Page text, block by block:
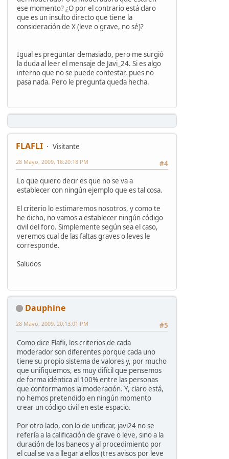
ese momento? ¿O por el contrario está claro
que es un insulto directo que tiene la
consideración de X (leve o grave, no sé)?
Igual es preguntar demasiado, pero me surgió
la duda al leer el mensaje de Javi_24. Si es algo
interno que no se puede contestar, pues no
pasa nada. Pero le pregunta queda hecha.
FLAFLI
Visitante
#4
28 Mayo, 2009, 18:20:18 PM
Lo que quiero decir es que no se va a
establecer con ningún ejemplo que es tal cosa.
El criterio lo estimaremos nosotros, y como te
he dicho, no vamos a establecer ningún código
civil del foro. Simplemente según sea el caso,
veremos cual de las faltas graves o leves le
corresponde.
Saludos
Dauphine
#5
28 Mayo, 2009, 20:13:01 PM
Como dice Flafli, los criterios de cada
moderador son diferentes porque cada uno
tiene su propio sistema de valores y, por mucho
que unifiquemos, es muy difícil que pensemos
de forma idéntica al 100% entre las personas
que conformamos la moderación. Y, claro está,
no hemos pretendido en ningún momento
crear un código civil en este espacio.
Por otro lado, con lo de unificar, javi24 no se
refería a la calificación de grave o leve, sino a la
duración de los baneos y al procedimiento por
el cual se va a llegar a ellos (tres avisos por leve